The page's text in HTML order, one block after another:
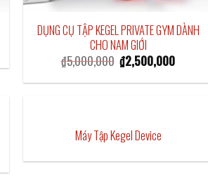
DỤNG CỤ TẬP KEGEL PRIVATE GYM DÀNH
CHO NAM GIỚI
₫5,000,000 Original
price
was:
₫2,500,000Current
is:
Máy Tập Kegel Device